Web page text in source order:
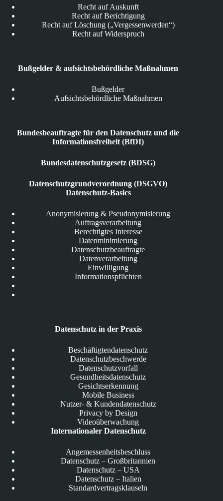
Recht auf Auskunft
Recht auf Berichtigung
Recht auf Löschung („Vergessenwerden“)
Recht auf Widerspruch
Bußgelder & aufsichtsbehördliche Maßnahmen
Bußgelder
Aufsichtsbehördliche Maßnahmen
Bundesbeauftragte für den Datenschutz und die
Informationsfreiheit (BfDI)
Bundesdatenschutzgesetz (BDSG)
Datenschutzgrundverordnung (DSGVO)
Datenschutz-Basics
Anonymisierung & Pseudonymisierung
Auftragsverarbeitung
Berechtigtes Interesse
Datenminimierung
Datenschutzbeauftragte
Datenverarbeitung
Einwilligung
Informationspflichten
Datenschutz in der Praxis
Beschäftigtendatenschutz
Datenschutzbeschwerde
Datenschutzvorfall
Gesundheitsdatenschutz
Gesichtserkennung
Mobile Business
Nutzer- & Kundendatenschutz
Privacy by Design
Videoüberwachung
Internationaler Datenschutz
Angemessenheitsbeschluss
Datenschutz – Großbritannien
Datenschutz – USA
Datenschutz – Italien
Standardvertragsklauseln